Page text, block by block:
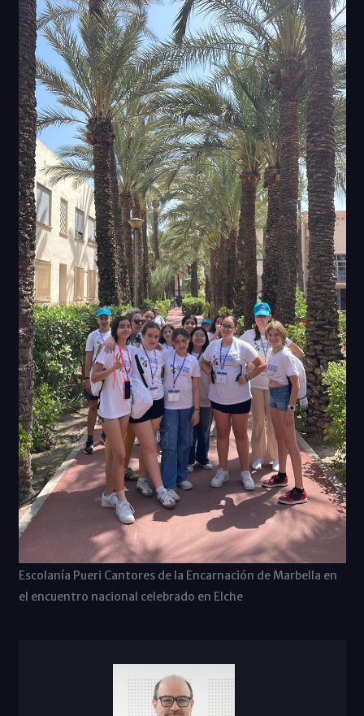
Escolanía Pueri Cantores de la Encarnación de Marbella en
el encuentro nacional celebrado en Elche